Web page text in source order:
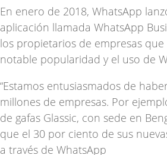
En enero de 2018, WhatsApp
aplicación llamada WhatsApp
los propietarios de empresas
notable popularidad y el uso de
“Estamos entusiasmados de
millones de empresas. Por
de gafas Glassic, con sede en
que el 30 por ciento de sus
a través de WhatsApp